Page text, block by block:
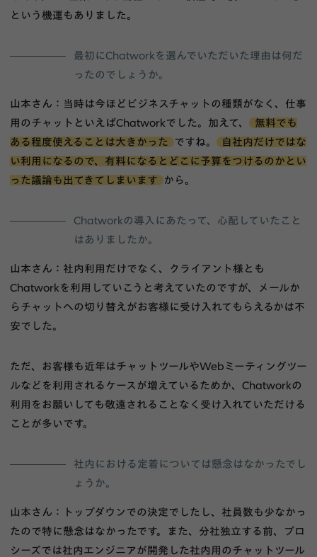
という機運もありました。
最初にChatworkを選んでいただいた理由は何だ
ったのでしょうか。
山本さん：当時は今ほどビジネスチャットの種類がなく、仕事
用のチャットといえばChatworkでした。加えて、
無料でも
ある程度使えることは大きかった
ですね。
自社内だけではな
い利用になるので、有料になるとどこに予算をつけるのかとい
った議論も出てきてしまいます から。
Chatworkの導入にあたって、心配していたこと
はありましたか。
山本さん：社内利用だけでなく、クライアント様とも
Chatworkを利用していこうと考えていたのですが、メールか
らチャットへの切り替えがお客様に受け入れてもらえるかは不
安でした。
ただ、お客様も近年はチャットツールやWebミーティングツー
ルなどを利用されるケースが増えているためか、Chatworkの
利用をお願いしても敬遠されることなく受け入れていただける
ことが多いです。
社内における定着については懸念はなかったでし
ょうか。
山本さん：トップダウンでの決定でしたし、社員数も少なかっ
たので特に懸念はなかったです。また、分社独立する前、プロ
シーズでは社内エンジニアが開発した社内用のチャットツール